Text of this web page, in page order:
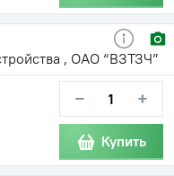
, ОАО “ВЗТЗЧ”
− +
Купить